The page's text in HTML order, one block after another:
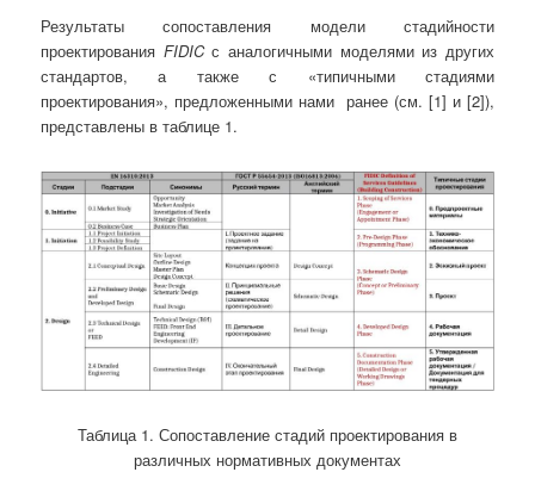
Результаты сопоставления модели стадийности
проектирования FIDICс аналогичными моделями из других
стандартов, а также с «типичными стадиями
проектирования», предложенными нами ранее (см. [1] и [2]),
представлены в таблице 1.
Таблица 1. Сопоставление стадий проектирования в
различных нормативных документах